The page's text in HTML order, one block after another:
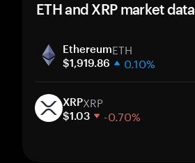
ETH and XRP market data
EthereumETH
$1,919.86 0.10%
30 days
Market cap
XRPXRP
$1.03 -0.70%